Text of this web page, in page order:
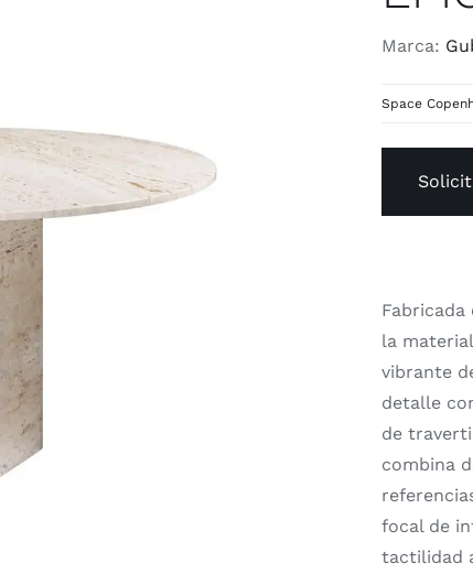
Marca:
Space
la
vibrante
detalle
de
combina
focal de
tactilidad